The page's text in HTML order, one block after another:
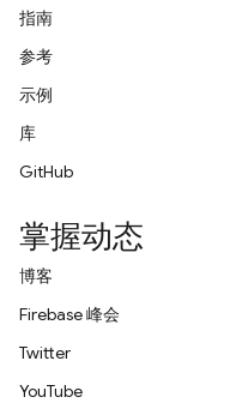
指南
参考
示例
库
GitHub
掌握动态
博客
Firebase 峰会
Twitter
YouTube